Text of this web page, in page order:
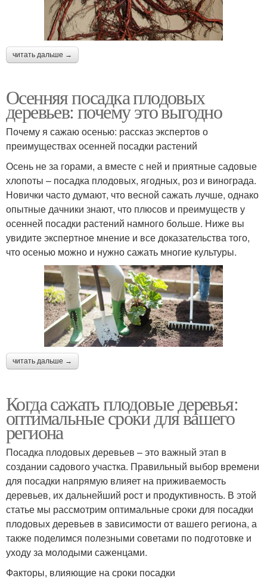
читать дальше →
Осенняя посадка плодовых
деревьев: почему это выгодно
Почему я сажаю осенью: рассказ экспертов о
преимуществах осенней посадки растений
Осень не за горами, а вместе с ней и приятные садовые
хлопоты – посадка плодовых, ягодных, роз и винограда.
Новички часто думают, что весной сажать лучше, однако
опытные дачники знают, что плюсов и преимуществ у
осенней посадки растений намного больше. Ниже вы
увидите экспертное мнение и все доказательства того,
что осенью можно и нужно сажать многие культуры.
читать дальше →
Когда сажать плодовые деревья:
оптимальные сроки для вашего
региона
Посадка плодовых деревьев – это важный этап в
создании садового участка. Правильный выбор времени
для посадки напрямую влияет на приживаемость
деревьев, их дальнейший рост и продуктивность. В этой
статье мы рассмотрим оптимальные сроки для посадки
плодовых деревьев в зависимости от вашего региона, а
также поделимся полезными советами по подготовке и
уходу за молодыми саженцами.
Факторы, влияющие на сроки посадки